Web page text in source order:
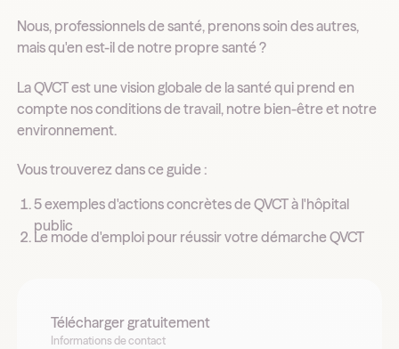
Nous, professionnels de santé, prenons soin des autres,
mais qu'en est-il de notre propre santé ?
La QVCT est une vision globale de la santé qui prend en
compte nos conditions de travail, notre bien-être et notre
environnement.
Vous trouverez dans ce guide :
5 exemples d'actions concrètes de QVCT à l'hôpital
public
Le mode d'emploi pour réussir votre démarche QVCT
Télécharger gratuitement
Informations de contact